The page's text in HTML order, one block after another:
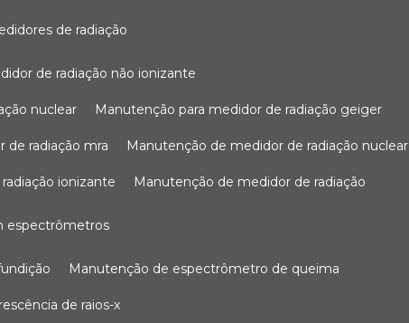
de radiação
de radiação não ionizante
nuclear manutenção para medidor de radiação geiger
de radiação mra manutenção de medidor de radiação nuclear
ionizante manutenção de medidor de radiação
espectrômetros
manutenção de espectrômetro de queima
de raios-x